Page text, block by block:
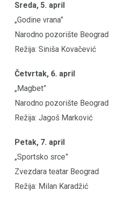
Sreda, 5. april
„Godine vrana”
Narodno pozorište Beograd
Režija: Siniša Kovačević
Četvrtak, 6. april
„Magbet”
Narodno pozorište Beograd
Režija: Jagoš Marković
Petak, 7. april
„Sportsko srce”
Zvezdara teatar Beograd
Režija: Milan Karadžić